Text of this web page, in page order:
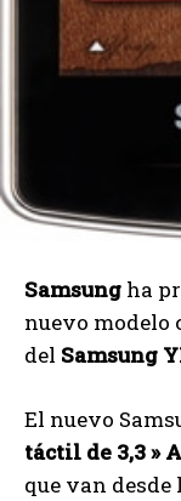
Samsung ha
nuevo modelo
del Samsung
El nuevo
táctil de 3,3 »
que van desde